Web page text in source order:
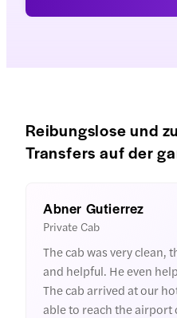
Reibungslose und
Transfers auf der
Abner Gutierrez
Private Cab
The cab was very clean,
and helpful. He even
The cab arrived at our
able to reach the airport